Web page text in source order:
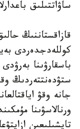
ساۋاتتىلىق
قازاقستاننىڭ
كوللەدجدەردى
باسقارۋىنا
ستۋدەنتتەردىڭ
جانە وقۋ
ورنالاسۋىنا
تاپشىلىعىن